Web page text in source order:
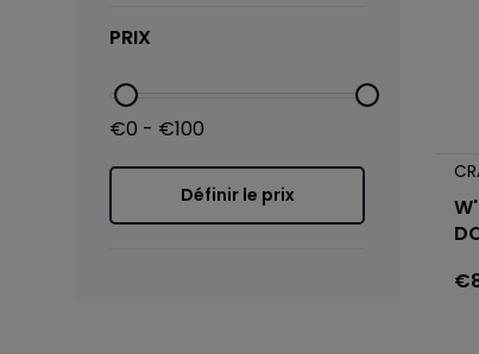
PRIX
€0 - €100
Définir le prix